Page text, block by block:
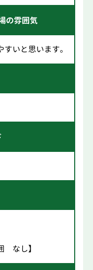
の雰囲気
いと思います。
なし】